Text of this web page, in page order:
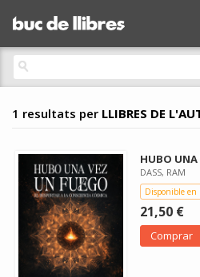
1 resultats per LLIBRES DE
HUBO UNA
DASS, RAM
Disponible en
21,50 €
Comprar